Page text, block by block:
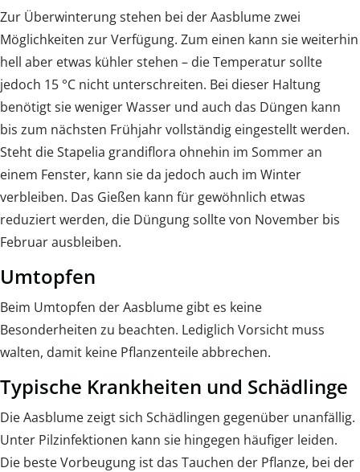
Zur Überwinterung stehen bei der Aasblume zwei
Möglichkeiten zur Verfügung. Zum einen kann sie weiterhin
hell aber etwas kühler stehen – die Temperatur sollte
jedoch 15 °C nicht unterschreiten. Bei dieser Haltung
benötigt sie weniger Wasser und auch das Düngen kann
bis zum nächsten Frühjahr vollständig eingestellt werden.
Steht die Stapelia grandiflora ohnehin im Sommer an
einem Fenster, kann sie da jedoch auch im Winter
verbleiben. Das Gießen kann für gewöhnlich etwas
reduziert werden, die Düngung sollte von November bis
Februar ausbleiben.
Umtopfen
Beim Umtopfen der Aasblume gibt es keine
Besonderheiten zu beachten. Lediglich Vorsicht muss
walten, damit keine Pflanzenteile abbrechen.
Typische Krankheiten und Schädlinge
Die Aasblume zeigt sich Schädlingen gegenüber unanfällig.
Unter Pilzinfektionen kann sie hingegen häufiger leiden.
Die beste Vorbeugung ist das Tauchen der Pflanze, bei der